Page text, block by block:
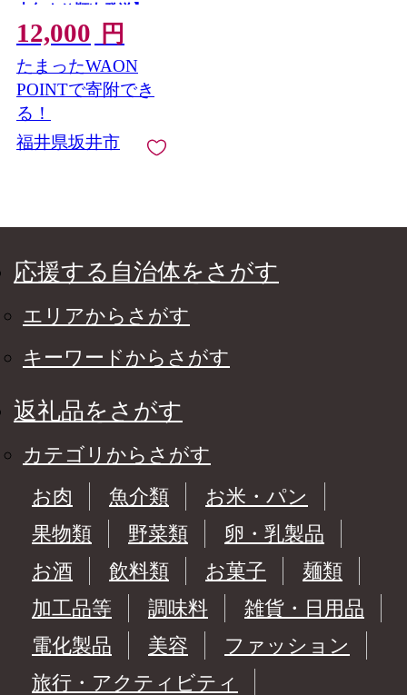
上旬より順次発送】
【メロン めろん フル
ーツ 期間限定 数量限
定 旬 デザート 果物 く
だもの 果実 青肉 糖度
甘い ジューシー お取
り寄せ グルメ 産地直
送】 [A-16522]
12,000 円
たまったWAON
POINTで寄附でき
る！
福井県坂井市
応援する自治体をさがす
エリアからさがす
キーワードからさがす
返礼品をさがす
カテゴリからさがす
お肉
魚介類
お米・パン
果物類
野菜類
卵・乳製品
お酒
飲料類 お菓子
麺類
加工品等
調味料
雑貨・日用品
電化製品
美容
ファッション
旅行・アクティビティ